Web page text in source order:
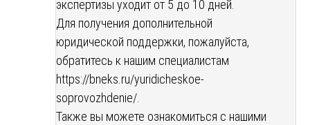
экспертизы уходит от 5 до 10 дней.
Для получения дополнительной
юридической поддержки, пожалуйста,
обратитесь к нашим специалистам
https://bneks.ru/yuridicheskoe-
soprovozhdenie/
Также вы можете ознакомиться с нашими